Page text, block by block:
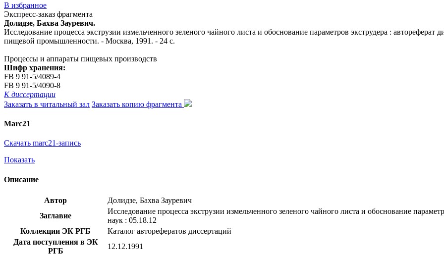
В избранное
Экспресс-заказ фрагмента
Долидзе, Бахва Зауревич.
Исследование процесса экструзии измельченного зеленого чайного листа и обоснование параметров экструдера : автореферат
пищевой промышленности. - Москва, 1991. - 24 с.
Процессы и аппараты пищевых производств
Шифр хранения:
FB 9 91-5/4089-4
FB 9 91-5/4090-8
К диссертации
Заказать в читальный зал Заказать копию фрагмента
Marc21
Скачать marc21-запись
Показать
Описание
Автор
Долидзе, Бахва Зауревич
Заглавие
Исследование процесса экструзии измельченного зеленого чайного листа и обоснование
наук : 05.18.12
Коллекции ЭК РГБ
Каталог авторефератов диссертаций
Дата поступления в ЭК
РГБ
12.12.1991